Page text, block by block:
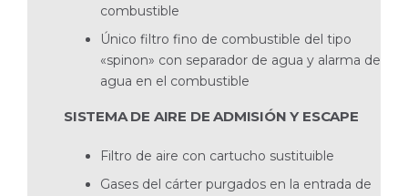
combustible
Único filtro fino de combustible del tipo
«spinon» con separador de agua y alarma de
agua en el combustible
SISTEMA DE AIRE DE ADMISIÓN Y ESCAPE
Filtro de aire con cartucho sustituible
Gases del cárter purgados en la entrada de